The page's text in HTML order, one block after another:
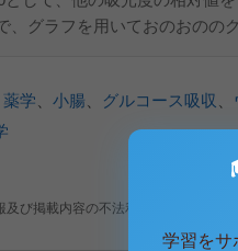
、グラフを用いておのおのの
学 小腸 グルコース吸収
及び掲載内容の不法利用、無断転載
学習をサ